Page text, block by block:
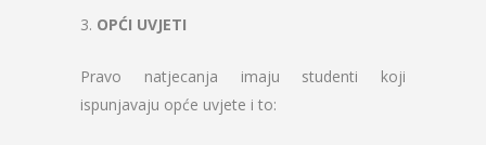
3. OPĆI UVJETI
Pravo natjecanja imaju studenti koji
ispunjavaju opće uvjete i to: